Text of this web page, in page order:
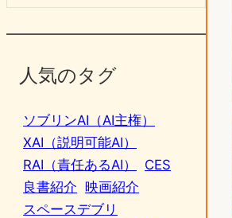
人気のタグ
ソブリンAI（AI主権）
XAI（説明可能AI）
RAI（責任あるAI）
CES
良書紹介 映画紹介
スペースデブリ